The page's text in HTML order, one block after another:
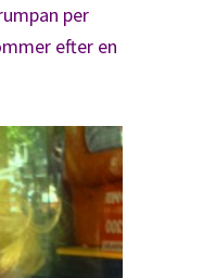
per
efter en